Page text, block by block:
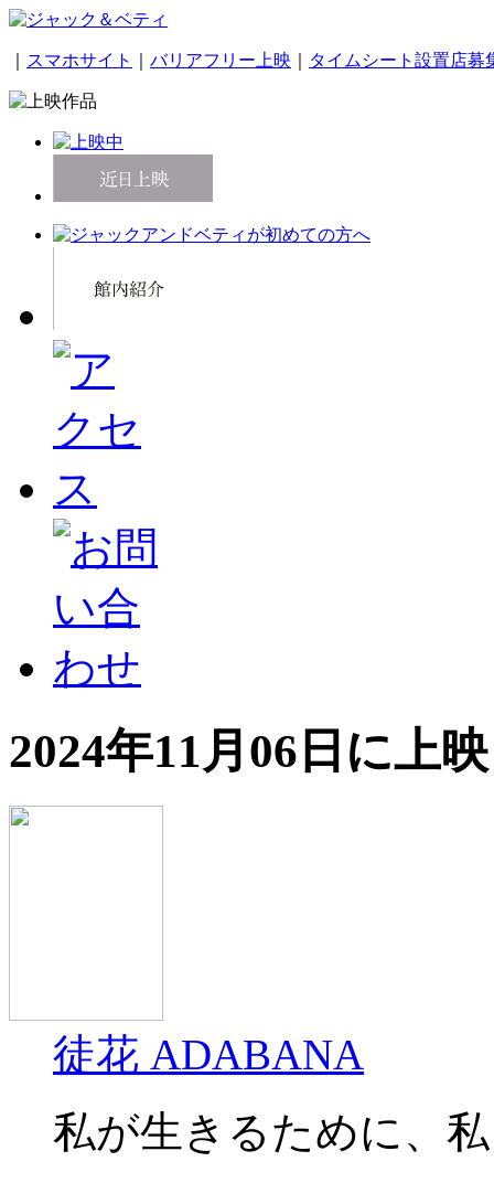
スマホサイト バリアフリー上映 タイムシート設置店募
2024年11月06日に上
徒花 ADABANA
私が生きるために、